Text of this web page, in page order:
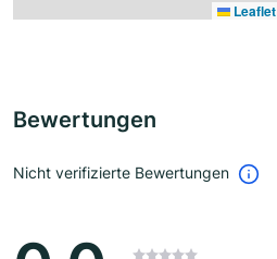
Leaflet
Bewertungen
Nicht verifizierte Bewertungen